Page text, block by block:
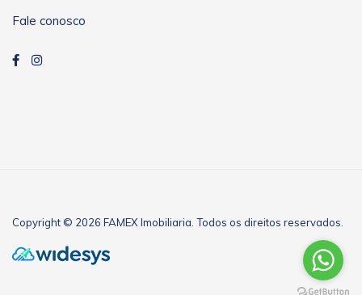
Fale conosco
Copyright © 2026 FAMEX Imobiliaria. Todos os direitos reservados.